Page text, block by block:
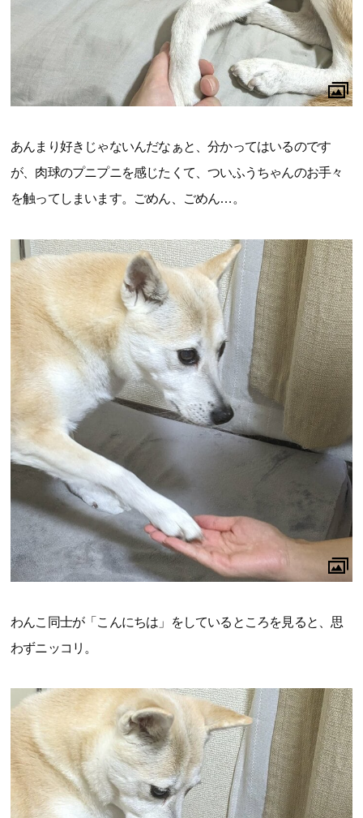
あんまり好きじゃないんだなぁと、分かってはいるのです
が、肉球のプニプニを感じたくて、ついふうちゃんのお手々
を触ってしまいます。ごめん、ごめん…。
わんこ同士が「こんにちは」をしているところを見ると、思
わずニッコリ。